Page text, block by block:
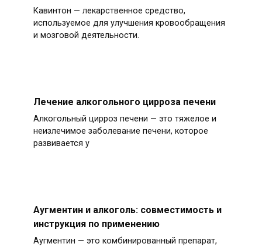
Кавинтон — лекарственное средство,
используемое для улучшения кровообращения
и мозговой деятельности.
Лечение алкогольного цирроза печени
Алкогольный цирроз печени — это тяжелое и
неизлечимое заболевание печени, которое
развивается у
Аугментин и алкоголь: совместимость и
инструкция по применению
Аугментин — это комбинированный препарат,